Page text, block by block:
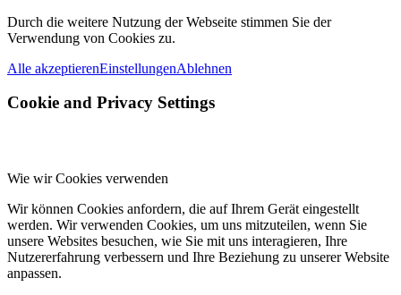
Durch die weitere Nutzung der Webseite stimmen Sie der
Verwendung von Cookies zu.
Alle akzeptierenEinstellungenAblehnen
Cookie and Privacy Settings
Wie wir Cookies verwenden
Wir können Cookies anfordern, die auf Ihrem Gerät eingestellt
werden. Wir verwenden Cookies, um uns mitzuteilen, wenn Sie
unsere Websites besuchen, wie Sie mit uns interagieren, Ihre
Nutzererfahrung verbessern und Ihre Beziehung zu unserer Website
anpassen.